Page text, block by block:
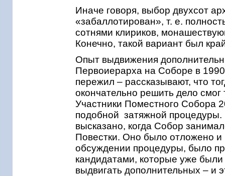
Иначе говоря, выбор двухсот
«забаллотирован», т. е.
сотнями клириков,
Конечно, такой вариант был
Опыт выдвижения
Первоиерарха на Соборе в 1990
пережил – рассказывают, что
окончательно решить дело
Участники Поместного Собора
подобной затяжной
высказано, когда Собор
Повестки. Оно было отложено и
обсуждении процедуры, было
кандидатами, которые уже
выдвигать дополнительных – и